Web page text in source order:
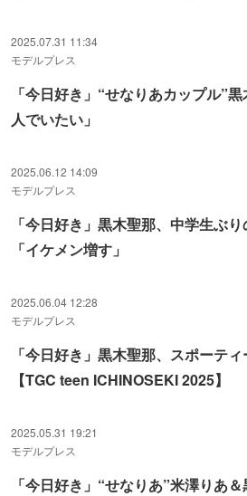
2025.07.31 11:34
モデルプレス
「今日好き」“せなりあカップル”
人でいたい」
2025.06.12 14:09
モデルプレス
「今日好き」黒木聖那、中学生ぶ
「イケメン増す」
2025.06.04 12:28
モデルプレス
「今日好き」黒木聖那、スポーテ
【TGC teen ICHINOSEKI 2025】
2025.05.31 19:21
モデルプレス
「今日好き」“せなりあ”米澤りあ